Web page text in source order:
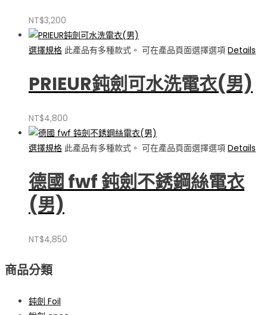
NT$3,200
選擇規格 此產品有多種款式。 可在產品頁面選擇選項 Details
PRIEUR鈍劍可水洗電衣(男)
NT$4,800
選擇規格 此產品有多種款式。 可在產品頁面選擇選項 Details
德國 fwf 鈍劍不銹鋼絲電衣
(男)
NT$4,850
商品分類
鈍劍 Foil